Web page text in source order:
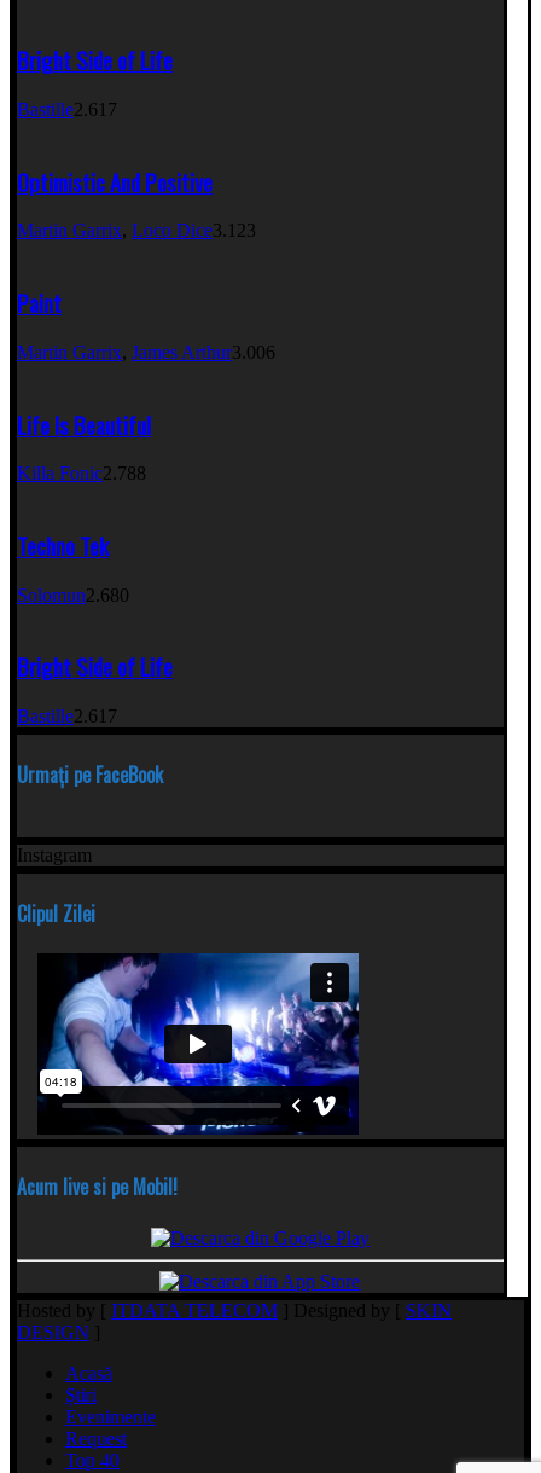
Bright Side of Life
Bastille2.617
Optimistic And Positive
Martin Garrix, Loco Dice3.123
Paint
Martin Garrix, James Arthur3.006
Life Is Beautiful
Killa Fonic2.788
Techno Tek
Solomun2.680
Bright Side of Life
Bastille2.617
Urmați pe FaceBook
Instagram
Clipul Zilei
Acum live si pe Mobil!
Hosted by [ ITDATA TELECOM ] Designed by [ SKIN
DESIGN ]
Acasă
Știri
Evenimente
Request
Top 40